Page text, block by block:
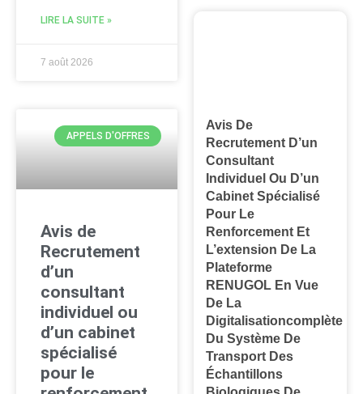
LIRE LA SUITE »
7 août 2026
APPELS D'OFFRES
Avis de
Recrutement
d’un
consultant
individuel ou
d’un cabinet
spécialisé
pour le
Avis De
Recrutement D’un
Consultant
Individuel Ou D’un
Cabinet Spécialisé
Pour Le
Renforcement Et
L’extension De La
Plateforme
RENUGOL En Vue
De La
Digitalisationcomplète
Du Système De
Transport Des
Échantillons